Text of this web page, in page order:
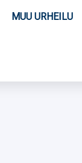
MUU URHEILU